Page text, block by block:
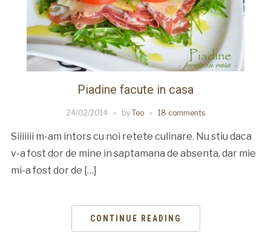
Piadine facute in casa
24/02/2014 by Teo 18 comments
Siiiiiii m-am intors cu noi retete culinare. Nu stiu daca
v-a fost dor de mine in saptamana de absenta, dar mie
mi-a fost dor de […]
CONTINUE READING